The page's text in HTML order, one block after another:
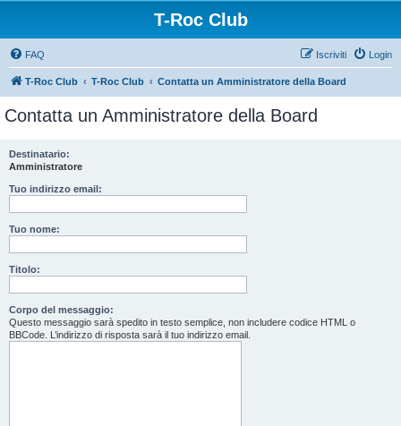
T-Roc Club
FAQ Login
Iscriviti
T-Roc Club T-Roc Club Contatta un Amministratore della Board
Contatta un Amministratore della Board
Destinatario:
Amministratore
Tuo indirizzo email:
Tuo nome:
Titolo:
Corpo del messaggio:
Questo messaggio sarà spedito in testo semplice, non includere codice HTML o
BBCode. L’indirizzo di risposta sarà il tuo indirizzo email.